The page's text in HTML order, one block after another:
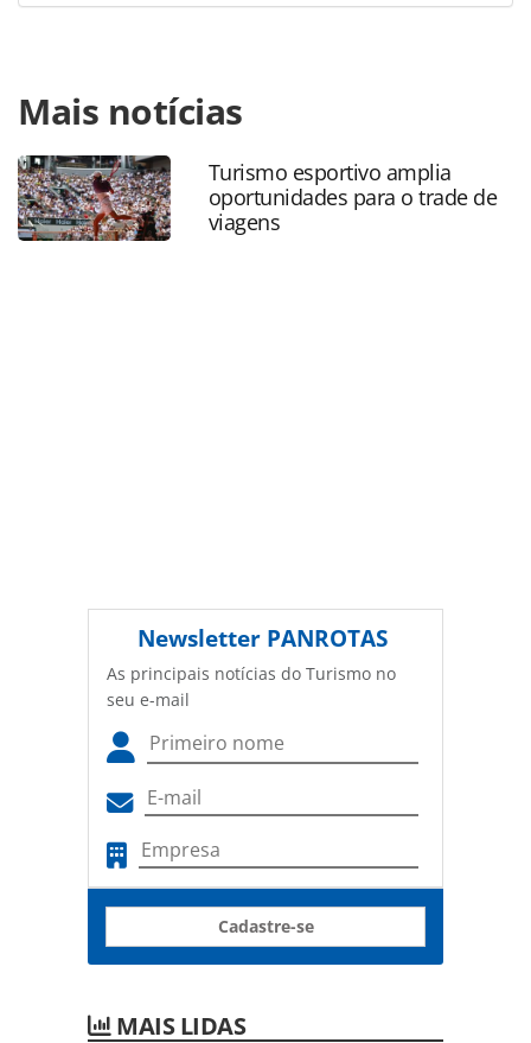
https://www.panrotas.com.br/mercado/operadoras/2019/
comeca-a-vender-acesso-as-salas-vips-do-galeao-
rj_162662.html ou as ferramentas oferecidas na página.
Todo o conteúdo produzido pela PANROTAS Editora é
protegido pela legislação brasileira sobre direito autoral.
Não reproduza o conteúdo sem autorização da PANROTAS
Mais notícias
Turismo esportivo amplia
oportunidades para o trade de
viagens
Newsletter PANROTAS
As principais notícias do Turismo no
seu e-mail
Cadastre-se
MAIS LIDAS